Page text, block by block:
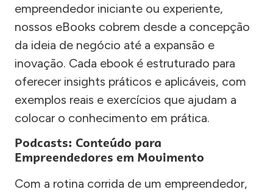
empreendedor iniciante ou experiente,
nossos eBooks cobrem desde a concepção
da ideia de negócio até a expansão e
inovação. Cada ebook é estruturado para
oferecer insights práticos e aplicáveis, com
exemplos reais e exercícios que ajudam a
colocar o conhecimento em prática.
Podcasts: Conteúdo para
Empreendedores em Movimento
Com a rotina corrida de um empreendedor,